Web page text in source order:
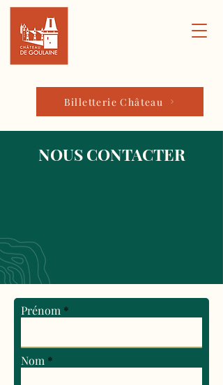
Billetterie Château
NOUS CONTACTER
Prénom
Nom